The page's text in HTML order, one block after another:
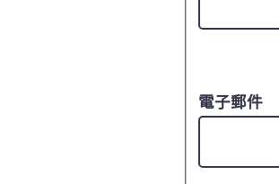
電子郵件